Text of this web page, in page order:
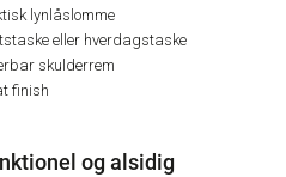
lynlåslomme
eller hverdagstaske
skulderrem
finish
og alsidig